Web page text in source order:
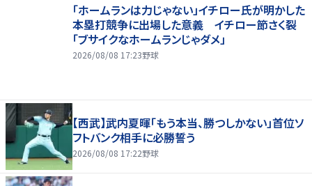
「ホームランは力じゃない」イチロー氏が明かした
本塁打競争に出場した意義 イチロー節さく裂
「ブサイクなホームランじゃダメ」
2026/08/08 17:23野球
【西武】武内夏暉「もう本当、勝つしかない」首位ソ
フトバンク相手に必勝誓う
2026/08/08 17:22野球